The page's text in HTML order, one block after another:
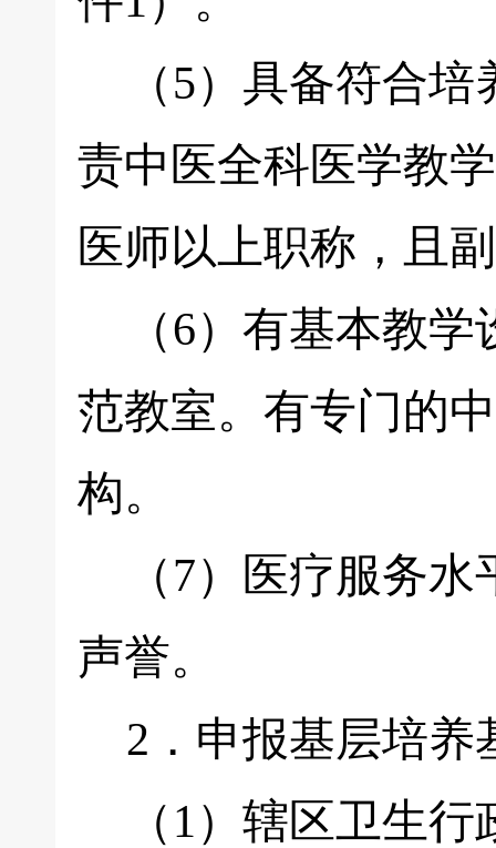
（5）具备符合培
责中医全科医学教
医师以上职称，且
（6）有基本教学
范教室。有专门的
构。
（7）医疗服务水
声誉。
2．申报基层培养
（1）辖区卫生行